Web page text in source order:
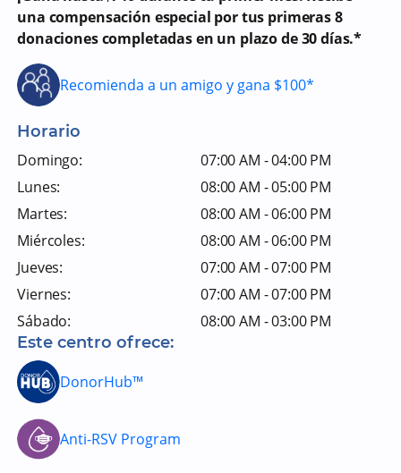
una compensación especial por tus primeras 8
donaciones completadas en un plazo de 30 días.*
Recomienda a un amigo y gana $100*
Horario
Domingo:
07:00 AM - 04:00 PM
Lunes:
08:00 AM - 05:00 PM
Martes:
08:00 AM - 06:00 PM
Miércoles:
08:00 AM - 06:00 PM
Jueves:
07:00 AM - 07:00 PM
Viernes:
07:00 AM - 07:00 PM
Sábado:
08:00 AM - 03:00 PM
Este centro ofrece:
DonorHub™
Anti-RSV Program